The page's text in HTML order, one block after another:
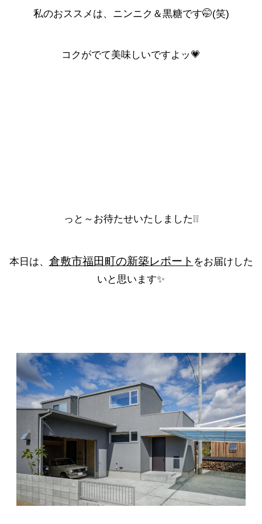
私のおススメは、ニンニク＆黒糖です🤭(笑)
コクがでて美味しいですよッ💗
っと～お待たせいたしました❕❕
本日は、 倉敷市福田町の新築レポート をお届けした
いと思います✨